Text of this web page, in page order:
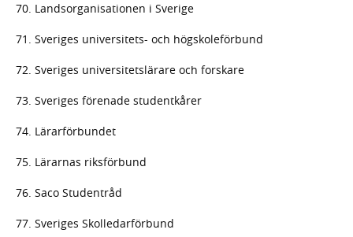
70. Landsorganisationen i Sverige
71. Sveriges universitets- och högskoleförbund
72. Sveriges universitetslärare och forskare
73. Sveriges förenade studentkårer
74. Lärarförbundet
75. Lärarnas riksförbund
76. Saco Studentråd
77. Sveriges Skolledarförbund